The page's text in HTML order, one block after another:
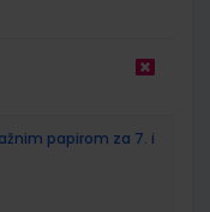
papirom za 7. i